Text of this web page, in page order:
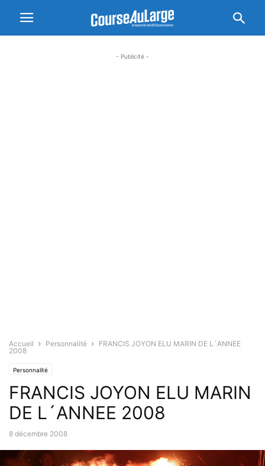
- Publicité -
Accueil Personnalité
FRANCIS JOYON ELU MARIN DE L´ANNEE
2008
Personnalité
FRANCIS JOYON ELU MARIN
DE L´ANNEE 2008
8 décembre 2008